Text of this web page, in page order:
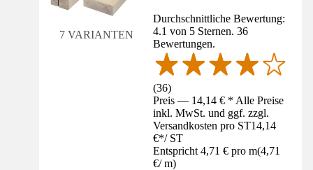
7 VARIANTEN
Durchschnittliche Bewertung:
4.1 von 5 Sternen. 36
Bewertungen.
(36)
Preis — 14,14 € * Alle Preise
inkl. MwSt. und ggf. zzgl.
Versandkosten pro ST14,14
€*/ ST
Entspricht 4,71 € pro m(4,71
€/ m)